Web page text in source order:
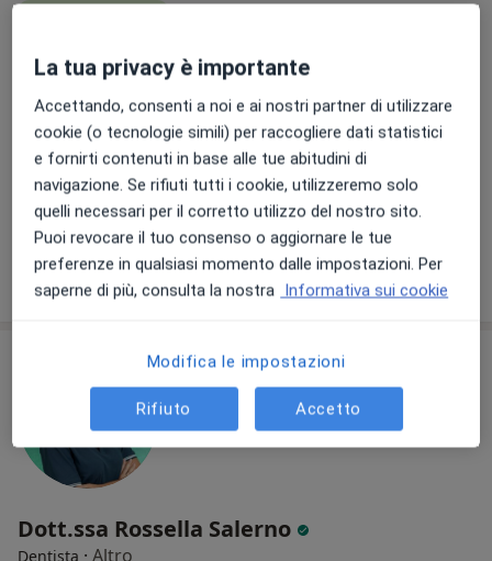
Pagamenti online
Dentista, Stomatologo, Ortodontista·Altro
75 recensioni
P.za Castelnuovo 50, Palermo• Mappa
Studio Odontoiatrico Dr. Francesco Romano
Prima visita odontoiatrica
Chiedi di attivare le prenotazioni online
Dott.ssa Rossella Salerno
Dentista · Altro
La tua privacy è importante
Accettando, consenti a noi e ai nostri partner di utilizzare
cookie (o tecnologie simili) per raccogliere dati statistici
e fornirti contenuti in base alle tue abitudini di
navigazione. Se rifiuti tutti i cookie, utilizzeremo solo
quelli necessari per il corretto utilizzo del nostro sito.
Puoi revocare il tuo consenso o aggiornare le tue
preferenze in qualsiasi momento dalle impostazioni. Per
saperne di più, consulta la nostra Informativa sui cookie
Modifica le impostazioni
Rifiuto Accetto